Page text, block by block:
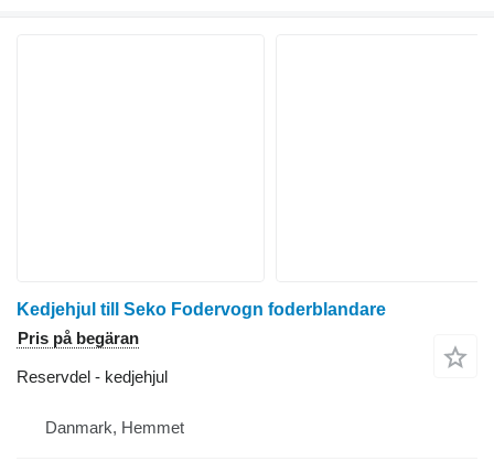
Kedjehjul till Seko Fodervogn foderblandare
Pris på begäran
Reservdel - kedjehjul
Danmark, Hemmet